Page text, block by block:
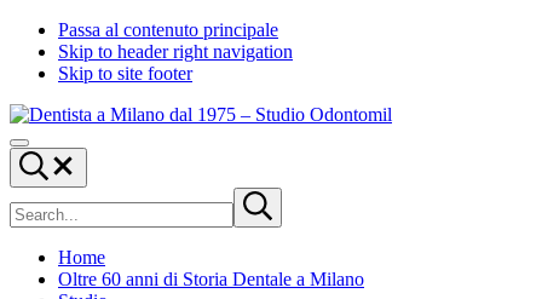
Passa al contenuto principale
Skip to header right navigation
Skip to site footer
Dentista
a
Milano
dal
1975
Studio
Odontomil
Odontomil
7
giorni
su
7
Menu
Search...
nel
Submit
search
Home
Oltre 60 anni di Storia Dentale a Milano